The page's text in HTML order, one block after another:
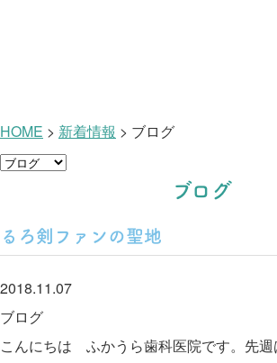
HOME > 新着情報 > ブログ
ブログ
るろ剣ファンの聖地
2018.11.07
ブログ
こんにちは ふかうら歯科医院です。先週